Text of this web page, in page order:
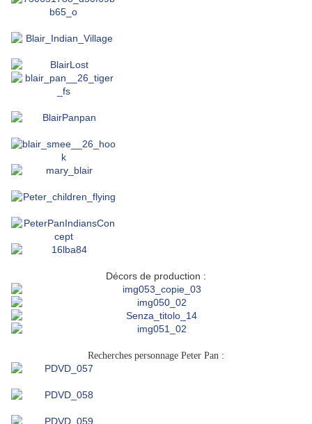
Décors de production :
Recherches personnage Peter Pan :